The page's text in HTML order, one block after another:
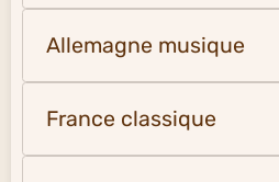
Allemagne musique
France classique